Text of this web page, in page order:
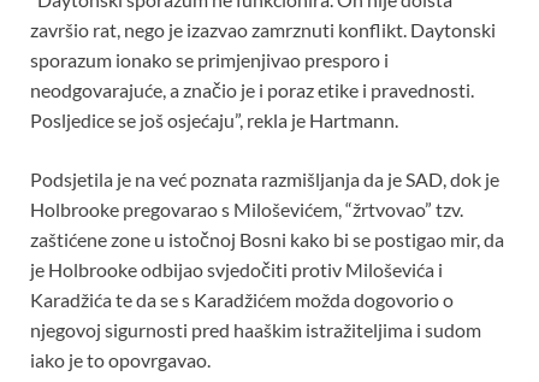
završio rat, nego je izazvao zamrznuti konflikt. Daytonski
sporazum ionako se primjenjivao presporo i
neodgovarajuće, a značio je i poraz etike i pravednosti.
Posljedice se još osjećaju”, rekla je Hartmann.
Podsjetila je na već poznata razmišljanja da je SAD, dok je
Holbrooke pregovarao s Miloševićem, “žrtvovao” tzv.
zaštićene zone u istočnoj Bosni kako bi se postigao mir, da
je Holbrooke odbijao svjedočiti protiv Miloševića i
Karadžića te da se s Karadžićem možda dogovorio o
njegovoj sigurnosti pred haaškim istražiteljima i sudom
iako je to opovrgavao.